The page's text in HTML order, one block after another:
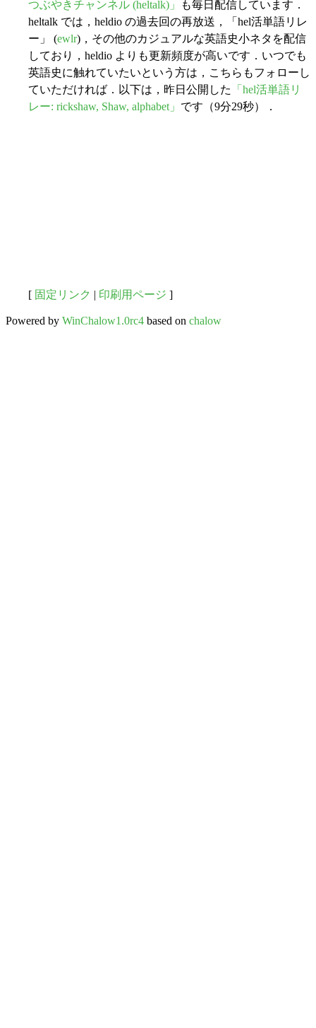
つぶやきチャンネル (heltalk)」
も毎日配信しています．
heltalk では，heldio の過去回の再放送，「hel活単語リレ
ー」 (ewlr)，その他のカジュアルな英語史小ネタを配信
しており，heldio よりも更新頻度が高いです．いつでも
英語史に触れていたいという方は，こちらもフォローし
ていただければ．以下は，昨日公開した
「hel活単語リ
レー: rickshaw, Shaw, alphabet」 です（9分29秒）．
[ 固定リンク | 印刷用ページ ]
Powered by WinChalow1.0rc4 based on chalow